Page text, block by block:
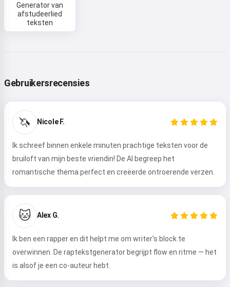
Generator van
afstudeerlied
teksten
Gebruikersrecensies
🦄 Nicole F.
Ik schreef binnen enkele minuten prachtige teksten voor de
bruiloft van mijn beste vriendin! De AI begreep het
romantische thema perfect en creëerde ontroerende verzen.
🐱 Alex G.
Ik ben een rapper en dit helpt me om writer's block te
overwinnen. De raptekstgenerator begrijpt flow en ritme — het
is alsof je een co-auteur hebt.